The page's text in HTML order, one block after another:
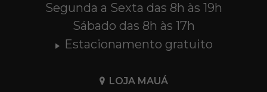
Segunda a Sexta das 8h às 19h
Sábado das 8h às 17h
Estacionamento gratuito
LOJA MAUÁ